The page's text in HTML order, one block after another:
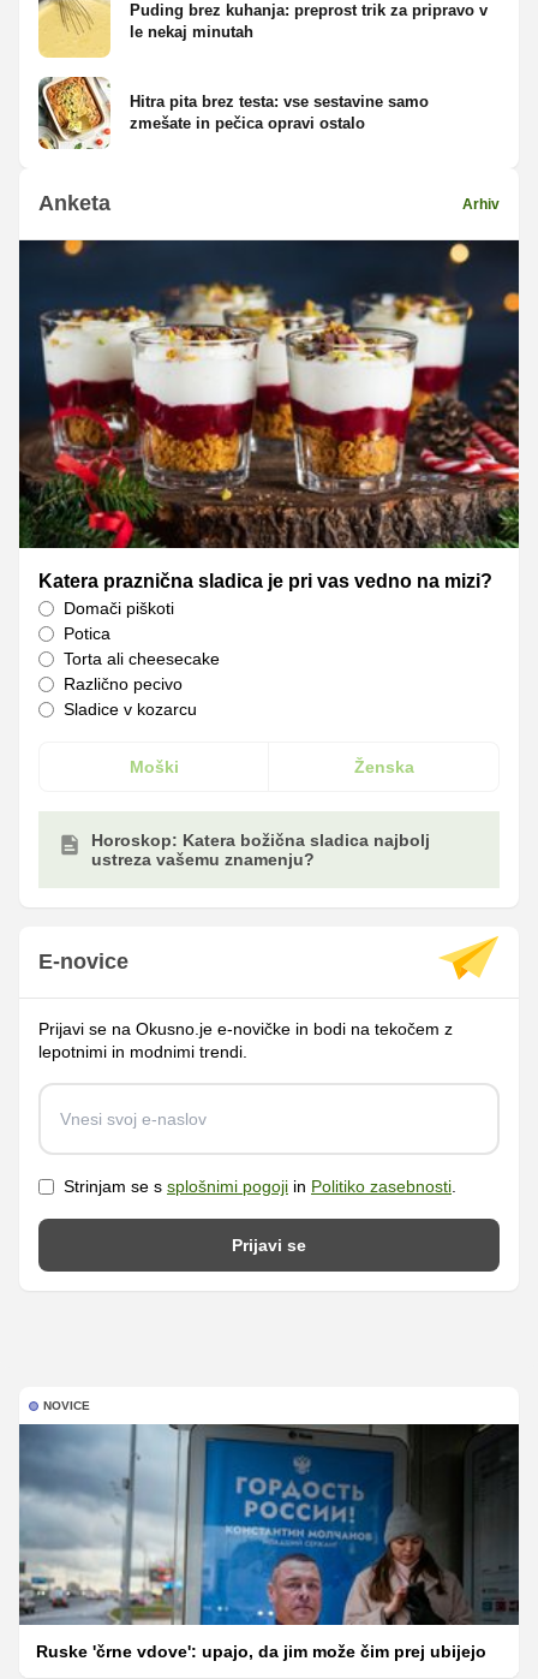
Puding brez kuhanja: preprost trik za pripravo v
le nekaj minutah
Hitra pita brez testa: vse sestavine samo
zmešate in pečica opravi ostalo
Anketa Arhiv
Katera praznična sladica je pri vas vedno na mizi?
Domači piškoti
Potica
Torta ali cheesecake
Različno pecivo
Sladice v kozarcu
Moški Ženska
Horoskop: Katera božična sladica najbolj
ustreza vašemu znamenju?
E-novice
Prijavi se na Okusno.je e-novičke in bodi na tekočem z
lepotnimi in modnimi trendi.
Strinjam se s splošnimi pogoji in Politiko zasebnosti.
Prijavi se
NOVICE
Ruske 'črne vdove': upajo, da jim može čim prej ubijejo